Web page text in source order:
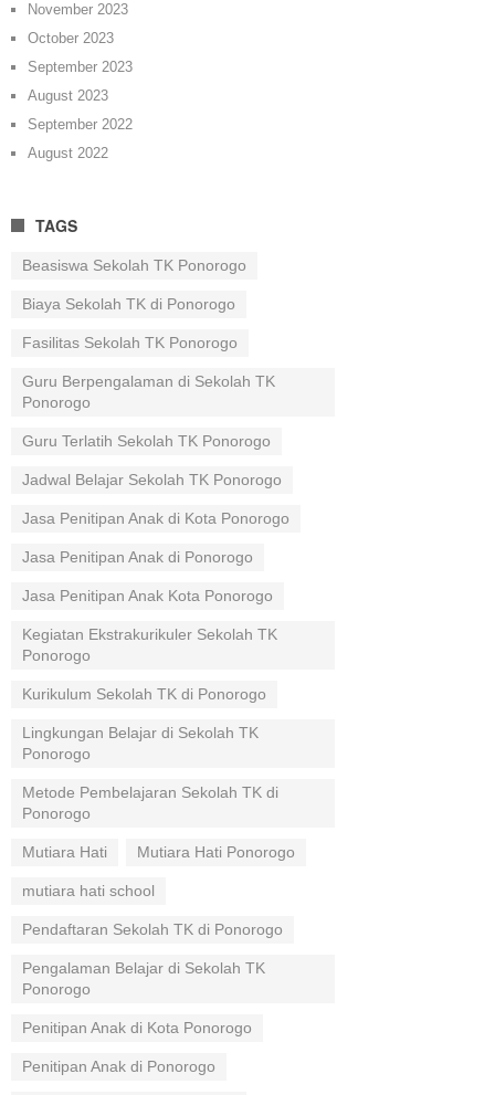
November 2023
October 2023
September 2023
August 2023
September 2022
August 2022
TAGS
Beasiswa Sekolah TK Ponorogo
Biaya Sekolah TK di Ponorogo
Fasilitas Sekolah TK Ponorogo
Guru Berpengalaman di Sekolah TK
Ponorogo
Guru Terlatih Sekolah TK Ponorogo
Jadwal Belajar Sekolah TK Ponorogo
Jasa Penitipan Anak di Kota Ponorogo
Jasa Penitipan Anak di Ponorogo
Jasa Penitipan Anak Kota Ponorogo
Kegiatan Ekstrakurikuler Sekolah TK
Ponorogo
Kurikulum Sekolah TK di Ponorogo
Lingkungan Belajar di Sekolah TK
Ponorogo
Metode Pembelajaran Sekolah TK di
Ponorogo
Mutiara Hati Mutiara Hati Ponorogo
mutiara hati school
Pendaftaran Sekolah TK di Ponorogo
Pengalaman Belajar di Sekolah TK
Ponorogo
Penitipan Anak di Kota Ponorogo
Penitipan Anak di Ponorogo